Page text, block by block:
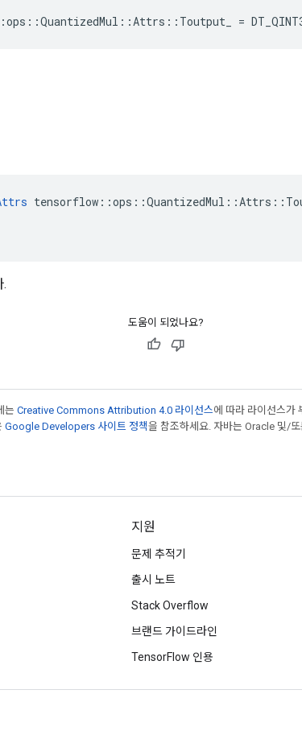
=
도움이 되었나요?
는 Creative Commons Attribution 4.0 라이선스에 따라 라이선스가
Google Developers 사이트 정책을 참조하세요. 자바는 Oracle 및/
지원
문제 추적기
출시 노트
Stack Overflow
브랜드 가이드라인
TensorFlow 인용